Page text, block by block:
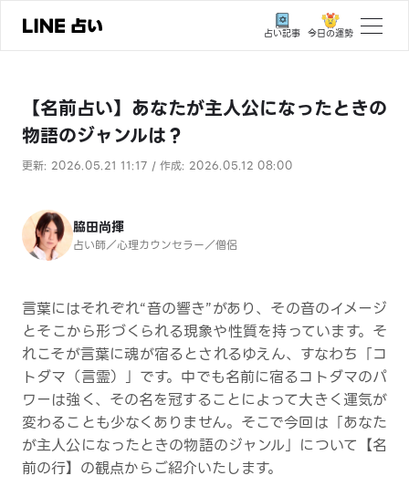
占い記事 今日の運勢
ユーザーの声
相談事例
おすすめの占い師
よくある質問
えもじの子（占）12星座占い
占い記事
お知らせ
LINE占いを開く
※LINEアプリ内のサービスページへ遷移します
【名前占い】あなたが主人公になったときの
物語のジャンルは？
更新: 2026.05.21 11:17 / 作成: 2026.05.12 08:00
脇田尚揮
占い師／心理カウンセラー／僧侶
言葉にはそれぞれ“音の響き”があり、その音のイメージ
とそこから形づくられる現象や性質を持っています。そ
れこそが言葉に魂が宿るとされるゆえん、すなわち「コ
トダマ（言霊）」です。中でも名前に宿るコトダマのパ
ワーは強く、その名を冠することによって大きく運気が
変わることも少なくありません。そこで今回は「あなた
が主人公になったときの物語のジャンル」について【名
前の行】の観点からご紹介いたします。